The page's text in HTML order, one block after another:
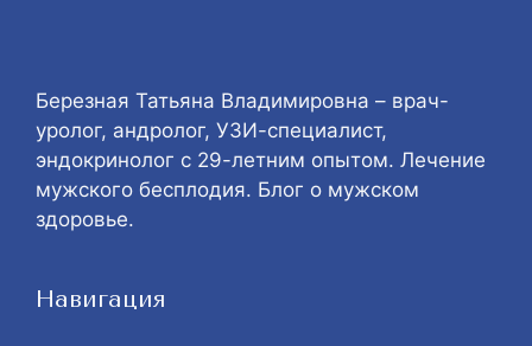
Березная Татьяна Владимировна – врач-
уролог, андролог, УЗИ-специалист,
эндокринолог с 29-летним опытом. Лечение
мужского бесплодия. Блог о мужском
здоровье.
Навигация